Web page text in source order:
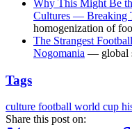
Why This Might Be
Cultures — Breaking
homogenization of
The Strangest
Nogomania — global
Tags
culture football world cup
Share this post on: